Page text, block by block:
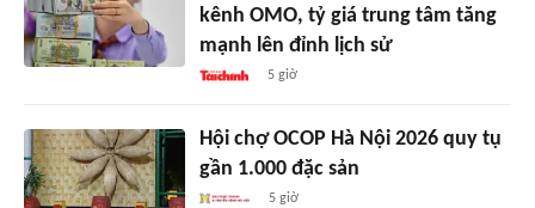
kênh OMO, tỷ giá trung tâm tăng
mạnh lên đỉnh lịch sử
5 giờ
Hội chợ OCOP Hà Nội 2026 quy tụ
gần 1.000 đặc sản
5 giờ